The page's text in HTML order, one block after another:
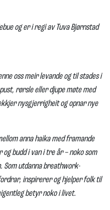
og er i regi av Tuva Bjørnstad
oss meir levande og til stades i
rørsle eller djupe møte med
nysgjerrigheit og opnar nye
anna haika med framande
budd i van i tre år – noko som
Som utdanna breathwork-
inspirerer og hjelper folk til
betyr noko i livet.